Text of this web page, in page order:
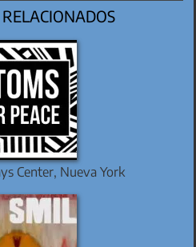
Center, Nueva York